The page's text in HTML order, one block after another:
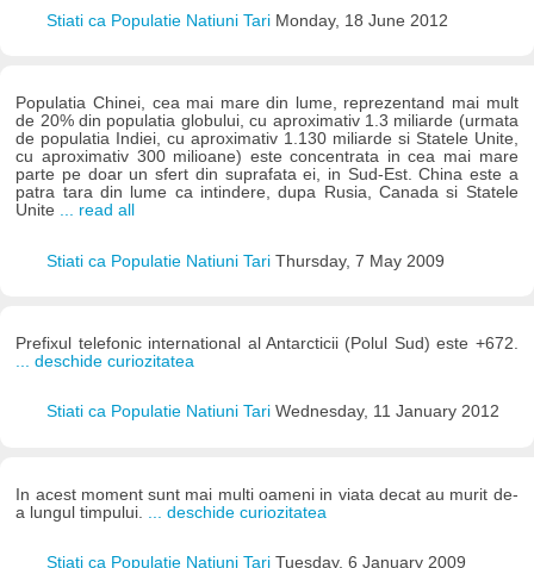
Stiati ca Populatie Natiuni Tari Monday, 18 June 2012
Populatia Chinei, cea mai mare din lume, reprezentand mai mult
de 20% din populatia globului, cu aproximativ 1.3 miliarde (urmata
de populatia Indiei, cu aproximativ 1.130 miliarde si Statele Unite,
cu aproximativ 300 milioane) este concentrata in cea mai mare
parte pe doar un sfert din suprafata ei, in Sud-Est. China este a
patra tara din lume ca intindere, dupa Rusia, Canada si Statele
Unite ... read all
Stiati ca Populatie Natiuni Tari Thursday, 7 May 2009
Prefixul telefonic international al Antarcticii (Polul Sud) este +672.
... deschide curiozitatea
Stiati ca Populatie Natiuni Tari Wednesday, 11 January 2012
In acest moment sunt mai multi oameni in viata decat au murit de-
a lungul timpului.
... deschide curiozitatea
Stiati ca Populatie Natiuni Tari Tuesday, 6 January 2009